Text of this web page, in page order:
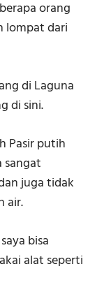
orang
lompat dari
di Laguna
di sini.
Pasir putih
sangat
juga tidak
air.
bisa
alat seperti